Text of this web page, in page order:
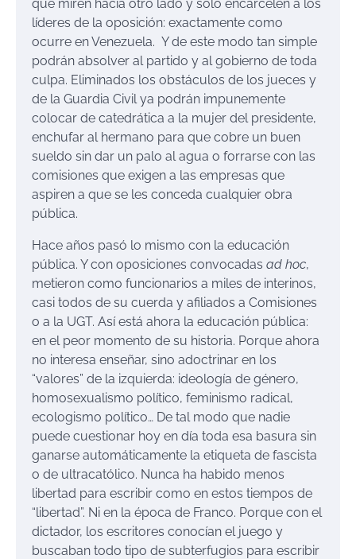
que miren hacia otro lado y solo encarcelen a los
líderes de la oposición: exactamente como
ocurre en Venezuela. Y de este modo tan simple
podrán absolver al partido y al gobierno de toda
culpa. Eliminados los obstáculos de los jueces y
de la Guardia Civil ya podrán impunemente
colocar de catedrática a la mujer del presidente,
enchufar al hermano para que cobre un buen
sueldo sin dar un palo al agua o forrarse con las
comisiones que exigen a las empresas que
aspiren a que se les conceda cualquier obra
pública.
Hace años pasó lo mismo con la educación
pública. Y con oposiciones convocadas ad hoc,
metieron como funcionarios a miles de interinos,
casi todos de su cuerda y afiliados a Comisiones
o a la UGT. Así está ahora la educación pública:
en el peor momento de su historia. Porque ahora
no interesa enseñar, sino adoctrinar en los
“valores” de la izquierda: ideología de género,
homosexualismo político, feminismo radical,
ecologismo político… De tal modo que nadie
puede cuestionar hoy en día toda esa basura sin
ganarse automáticamente la etiqueta de fascista
o de ultracatólico. Nunca ha habido menos
libertad para escribir como en estos tiempos de
“libertad”. Ni en la época de Franco. Porque con el
dictador, los escritores conocían el juego y
buscaban todo tipo de subterfugios para escribir